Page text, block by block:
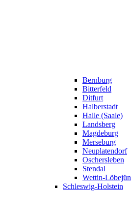
Bernburg
Bitterfeld
Ditfurt
Halberstadt
Halle (Saale)
Landsberg
Magdeburg
Merseburg
Neuplatendorf
Oschersleben
Stendal
Wettin-Löbejün
Schleswig-Holstein